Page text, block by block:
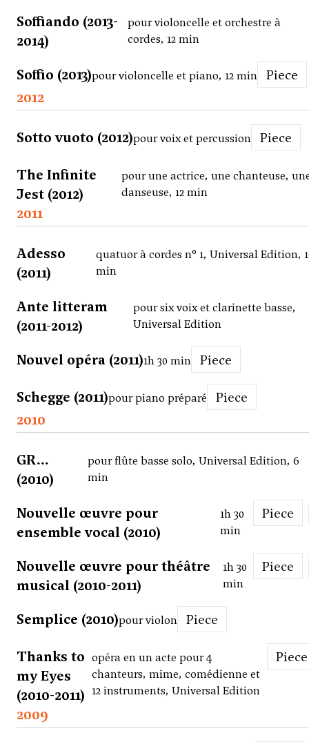
Soffiando (2013-
2014)
pour violoncelle et orchestre à
cordes, 12 min
Soffio (2013)pour violoncelle et piano, 12 min
Piece
2012
Sotto vuoto (2012)pour voix et percussion Piece
The Infinite
Jest (2012)
pour une actrice, une chanteuse,
danseuse, 12 min
2011
Adesso
(2011)
quatuor à cordes n° 1, Universal Edition,
min
Ante litteram
(2011-2012)
pour six voix et clarinette basse,
Universal Edition
Nouvel opéra (2011)1h 30 min Piece
Schegge (2011)pour piano préparé
Piece
2010
GR...
(2010)
pour flûte basse solo, Universal Edition, 6
min
Nouvelle œuvre pour
ensemble vocal (2010)
1h 30
min
Piece
Nouvelle œuvre pour théâtre
musical (2010-2011)
1h 30
min
Piece
Semplice (2010)pour violon Piece
Thanks to
my Eyes
(2010-2011)
opéra en un acte pour 4
chanteurs, mime, comédienne et
12 instruments, Universal Edition
Piece
2009